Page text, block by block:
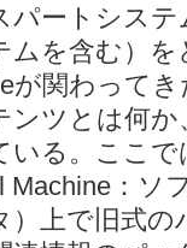
パートシス
ムを含む）
が関わって
ンツとは何
いる。ここ
Machine：ソ
）上で旧式